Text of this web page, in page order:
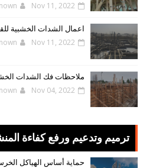
Nov 11, 2022
اعمال الشدات الخشبية
Nov 11, 2022
ملاحظات فك الشدات
Nov 04, 2022
ترميم وتدعيم ورفع كفاءة
حماية أساس الهياكل